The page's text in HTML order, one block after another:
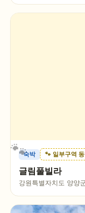
숙박 🐾 일부구역
글림풀빌라
강원특별자치도 양양